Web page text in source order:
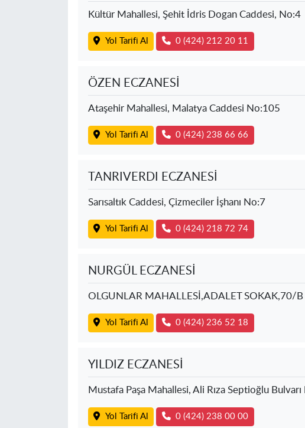
Kültür Mahallesi, Şehit İdris Dogan Caddesi, No:4
Yol Tarifi Al 0 (424) 212 20 11
ÖZEN ECZANESİ
Ataşehir Mahallesi, Malatya Caddesi No:105
Yol Tarifi Al 0 (424) 238 66 66
TANRIVERDI ECZANESİ
Sarısaltık Caddesi, Çizmeciler İşhanı No:7
Yol Tarifi Al 0 (424) 218 72 74
NURGÜL ECZANESİ
OLGUNLAR MAHALLESİ,ADALET SOKAK,70/B
Yol Tarifi Al 0 (424) 236 52 18
YILDIZ ECZANESİ
Mustafa Paşa Mahallesi, Ali Rıza Septioğlu
Yol Tarifi Al 0 (424) 238 00 00